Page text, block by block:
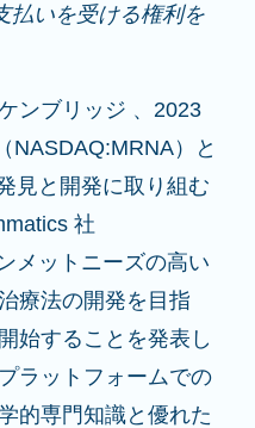
払いを受ける権利を
ンブリッジ 、2023
NASDAQ:MRNA）と
見と開発に取り組む
社
メットニーズの高い
療法の開発を目指
始することを発表し
ラットフォームでの
的専門知識と優れた